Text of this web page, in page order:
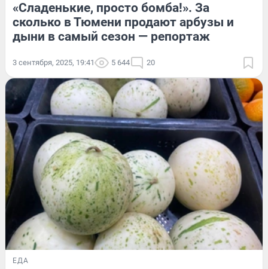
«Сладенькие, просто бомба!». За
сколько в Тюмени продают арбузы и
дыни в самый сезон — репортаж
3 сентября, 2025, 19:41 5 644 20
ЕДА